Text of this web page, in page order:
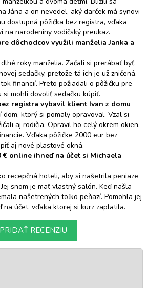
Jána a on nevedel, aký darček má synovi
dostupná pôžička bez registra, vďaka
na narodeniny vodičský preukaz.
dôchodcov využili manželia Janka a
roky manželia. Začali si prerábať byť.
sedačky, pretože tá ich je už zničená.
financií. Preto požiadali o pôžičku pre
si mohli dovoliť sedačku kúpiť.
registra vybavil klient Ivan z domu
dom, ktorý si pomaly opravoval. Vzal si
aj rodičia. Opravil ho celý okrem okien,
Vďaka pôžičke 2000 eur bez
aj nové plastové okná.
€ online ihneď na účet si Michaela
recepčná hoteli, aby si našetrila peniaze
snom je mať vlastný salón. Keď našla
našetrených toľko peňazí. Pomohla jej
na účet, vďaka ktorej si kurz zaplatila.
PRIDAŤ RECENZIU